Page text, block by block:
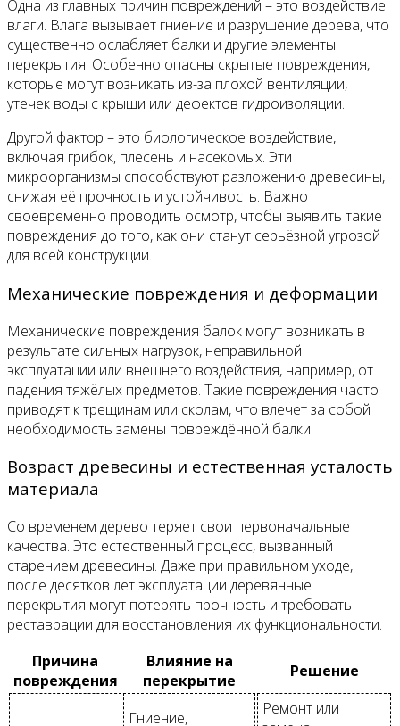
Одна из главных причин повреждений – это воздействие
влаги. Влага вызывает гниение и разрушение дерева, что
существенно ослабляет балки и другие элементы
перекрытия. Особенно опасны скрытые повреждения,
которые могут возникать из-за плохой вентиляции,
утечек воды с крыши или дефектов гидроизоляции.
Другой фактор – это биологическое воздействие,
включая грибок, плесень и насекомых. Эти
микроорганизмы способствуют разложению древесины,
снижая её прочность и устойчивость. Важно
своевременно проводить осмотр, чтобы выявить такие
повреждения до того, как они станут серьёзной угрозой
для всей конструкции.
Механические повреждения и деформации
Механические повреждения балок могут возникать в
результате сильных нагрузок, неправильной
эксплуатации или внешнего воздействия, например, от
падения тяжёлых предметов. Такие повреждения часто
приводят к трещинам или сколам, что влечет за собой
необходимость замены повреждённой балки.
Возраст древесины и естественная усталость
материала
Со временем дерево теряет свои первоначальные
качества. Это естественный процесс, вызванный
старением древесины. Даже при правильном уходе,
после десятков лет эксплуатации деревянные
перекрытия могут потерять прочность и требовать
реставрации для восстановления их функциональности.
Причина
повреждения
Влияние на
перекрытие
Решение
Гниение,
Ремонт или